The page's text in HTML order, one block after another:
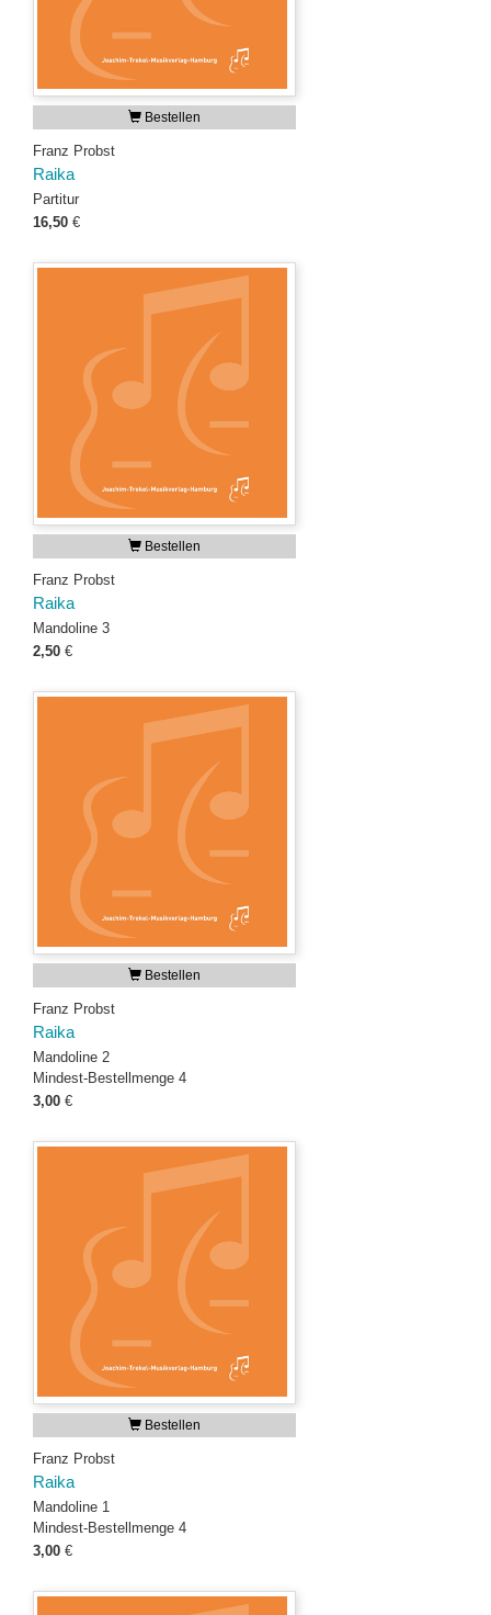
Bestellen
Franz Probst
Raika
Partitur
16,50 €
Bestellen
Franz Probst
Raika
Mandoline 3
2,50 €
Bestellen
Franz Probst
Raika
Mandoline 2
Mindest-Bestellmenge 4
3,00 €
Bestellen
Franz Probst
Raika
Mandoline 1
Mindest-Bestellmenge 4
3,00 €